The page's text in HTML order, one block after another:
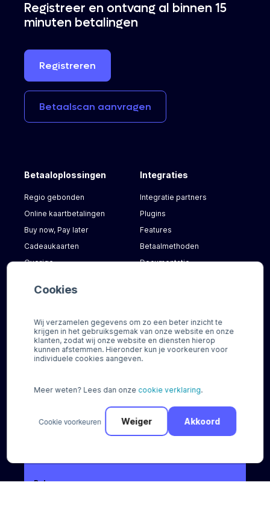
Cookies
Wij verzamelen gegevens om zo een beter inzicht te
krijgen in het gebruiksgemak van onze website en onze
klanten, zodat wij onze website en diensten hierop
kunnen afstemmen. Hieronder kun je voorkeuren voor
individuele cookies aangeven.
Meer weten? Lees dan onze cookie verklaring.
Cookie voorkeuren Akkoord
Weiger
Bel ons
Registreer en ontvang al binnen 15
minuten betalingen
Registreren
Betaalscan aanvragen
Betaaloplossingen
Regio gebonden
Online kaartbetalingen
Buy now, Pay later
Cadeaukaarten
Overige
Integraties
Integratie partners
Plugins
Features
Betaalmethoden
Documentatie
Nieuws
Werken bij
FAQ
Voor consumenten
Voor onze klanten